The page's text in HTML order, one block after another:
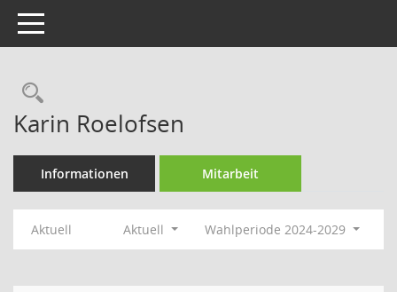
Toggle navigation
Rechercheauswahl
Karin Roelofsen
Informationen Mitarbeit
Aktuell Aktuell Wahlperiode 2024-2029